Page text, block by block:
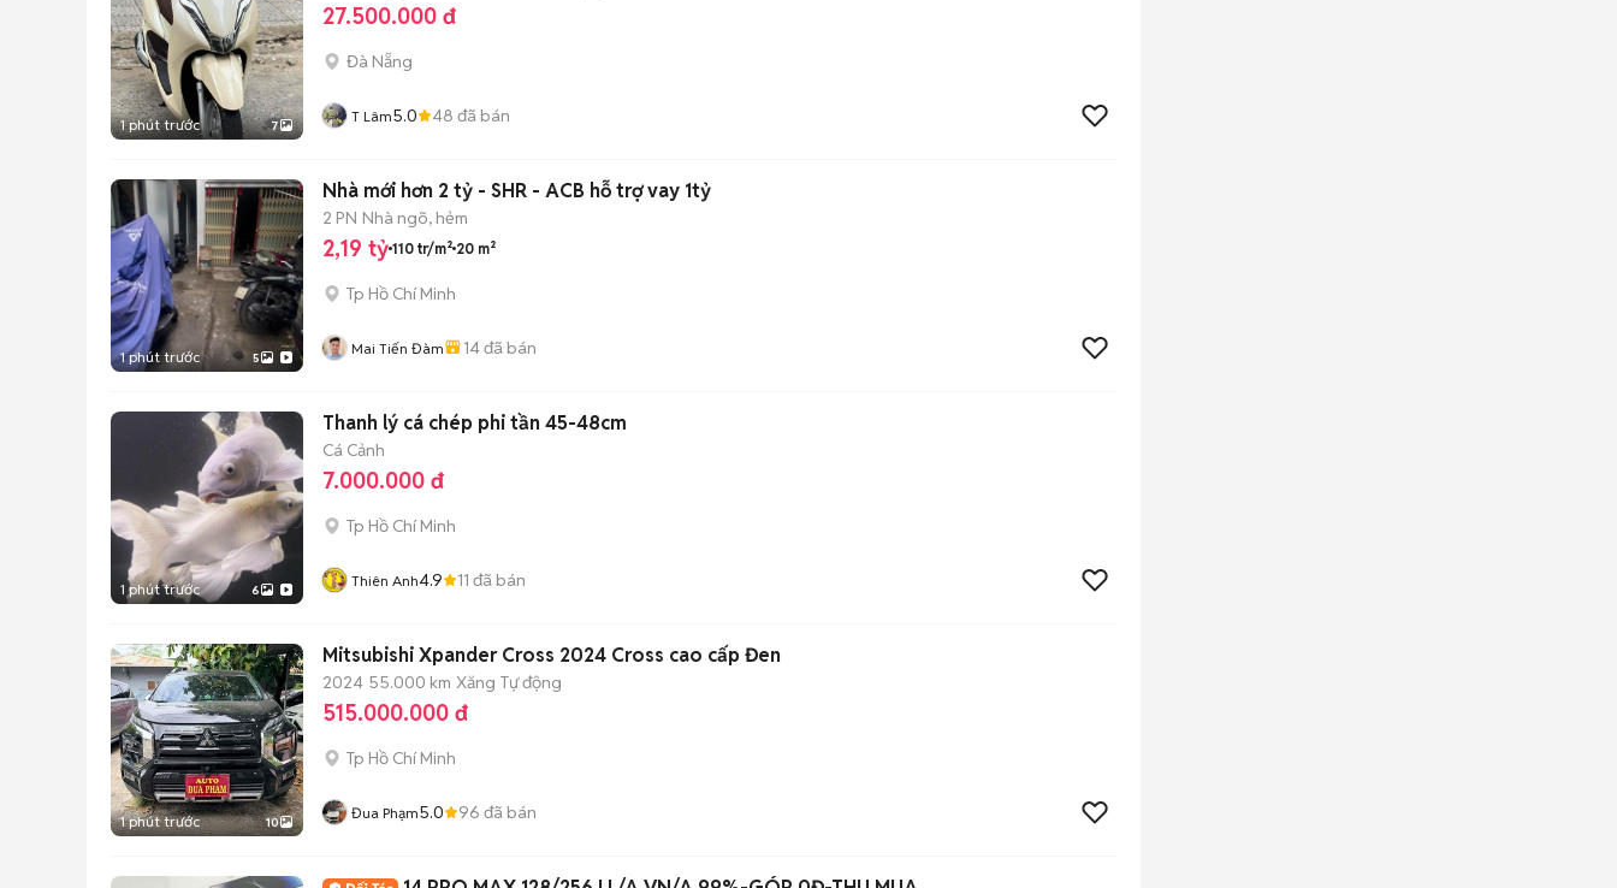
1 phút trước 7
27.500.000 đ
Đà Nẵng
T Lâm5.0 48 đã bán
1 phút trước 5
Nhà mới hơn 2 tỷ - SHR - ACB hỗ trợ vay 1tỷ
2 PN Nhà ngõ, hẻm
2,19 tỷ 110 tr/m² 20 m²
Tp Hồ Chí Minh
Mai Tiến Đàm 14đã bán
1 phút trước 6
Thanh lý cá chép phi tần 45-48cm
Cá Cảnh
7.000.000 đ
Tp Hồ Chí Minh
Thiên Anh4.9 11 đã bán
1 phút trước 10
Mitsubishi Xpander Cross 2024 Cross cao cấp Đen
2024 55.000 km Xăng Tự động
515.000.000 đ
Tp Hồ Chí Minh
Đua Phạm5.0 96 đã bán